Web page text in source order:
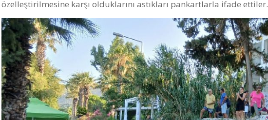
özelleştirilmesine karşı olduklarını astıkları pankartlarla ifade ettiler.